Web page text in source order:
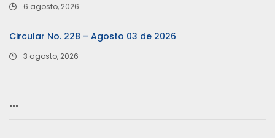
6 agosto, 2026
Circular No. 228 – Agosto 03 de 2026
3 agosto, 2026
…